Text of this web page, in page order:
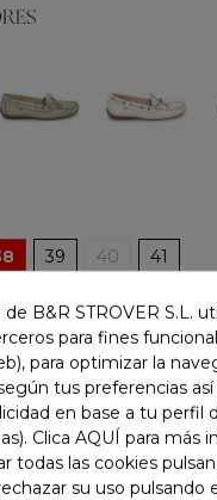
39 40 41
Añadir Al Carrito
B&R STROVER S.L.
para fines
para optimizar la
tus preferencias
en base a tu perfil
Clica AQUÍ para más
todas las cookies
su uso pulsando